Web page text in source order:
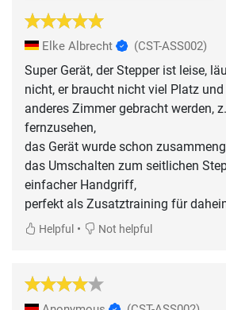
Elke Albrecht (CST-ASS002)
Super Gerät, der Stepper ist leise,
nicht, er braucht nicht viel Platz
anderes Zimmer gebracht werden,
fernzusehen,
das Gerät wurde schon
das Umschalten zum seitlichen
einfacher Handgriff,
perfekt als Zusatztraining für
Helpful • Not helpful